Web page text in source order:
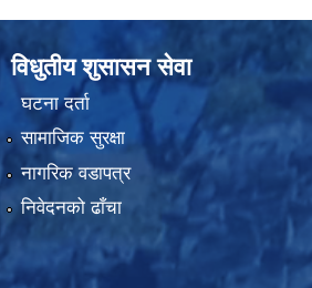
विधुतीय शुसासन सेवा
घटना दर्ता
सामाजिक सुरक्षा
नागरिक वडापत्र
निवेदनको ढाँचा